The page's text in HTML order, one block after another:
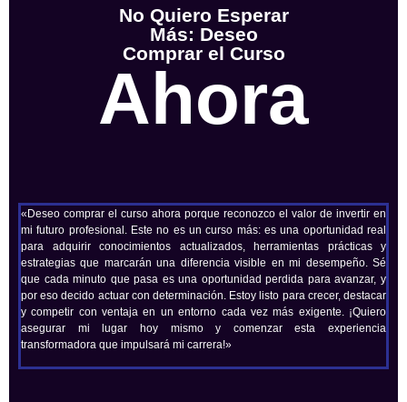
No Quiero Esperar
Más: Deseo
Comprar el Curso
Ahora
«Deseo comprar el curso ahora porque reconozco el valor de invertir en
mi futuro profesional. Este no es un curso más: es una oportunidad real
para adquirir conocimientos actualizados, herramientas prácticas y
estrategias que marcarán una diferencia visible en mi desempeño. Sé
que cada minuto que pasa es una oportunidad perdida para avanzar, y
por eso decido actuar con determinación. Estoy listo para crecer, destacar
y competir con ventaja en un entorno cada vez más exigente. ¡Quiero
asegurar mi lugar hoy mismo y comenzar esta experiencia
transformadora que impulsará mi carrera!»